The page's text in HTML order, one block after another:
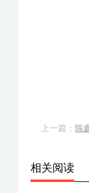
上一篇： 陈
相关阅读